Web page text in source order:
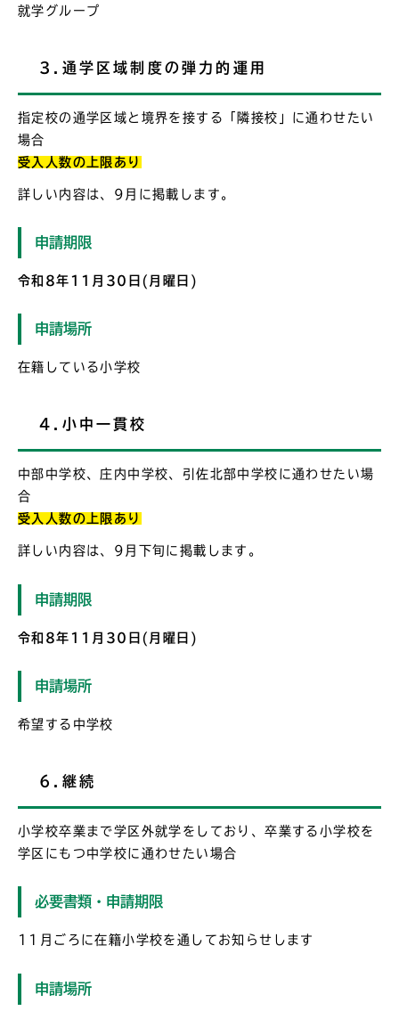
就学グループ
3.通学区域制度の弾力的運用
指定校の通学区域と境界を接する「隣接校」に通わせたい
場合
受入人数の上限あり
詳しい内容は、9月に掲載します。
申請期限
令和8年11月30日(月曜日)
申請場所
在籍している小学校
4.小中一貫校
中部中学校、庄内中学校、引佐北部中学校に通わせたい場
合
受入人数の上限あり
詳しい内容は、9月下旬に掲載します。
申請期限
令和8年11月30日(月曜日)
申請場所
希望する中学校
6.継続
小学校卒業まで学区外就学をしており、卒業する小学校を
学区にもつ中学校に通わせたい場合
必要書類・申請期限
11月ごろに在籍小学校を通してお知らせします
申請場所